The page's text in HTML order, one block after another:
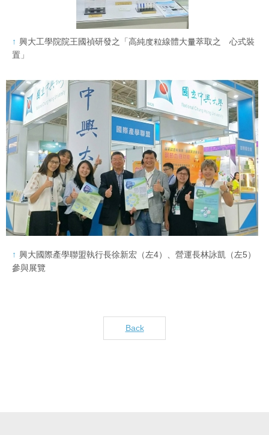
興大工學院院王國禎研發之「高純度粒線體大量萃取之離心式裝
置」
興大國際產學聯盟執行長徐新宏（左4）、營運長林詠凱（左5）
參與展覽
Back